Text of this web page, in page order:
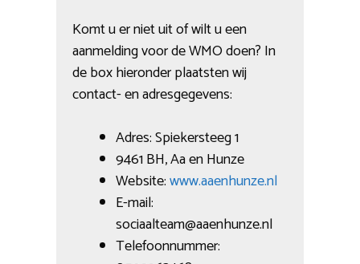
Komt u er niet uit of wilt u een
aanmelding voor de WMO doen? In
de box hieronder plaatsten wij
contact- en adresgegevens:
Adres: Spiekersteeg 1
9461 BH, Aa en Hunze
Website:www.aaenhunze.nl
E-mail:
sociaalteam@aaenhunze.nl
Telefoonnummer: